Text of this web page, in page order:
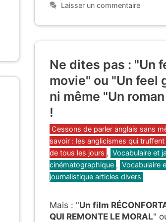
Laisser un commentaire
Ne dites pas : "Un
movie" ou "Un feel
ni même "Un
!
Catégories
Cessons de parler anglais sans
savoir : les anglicismes qui
de tous les jours , Vocabulaire et
cinématographique , Vocabulaire
journalistique articles divers
Mais : "Un film
QUI REMONTE LE MORAL"